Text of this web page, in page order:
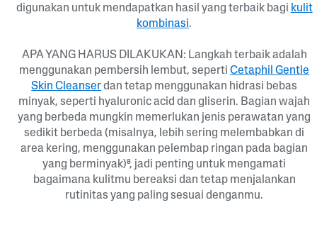
digunakan untuk mendapatkan hasil yang terbaik bagi kulit
kombinasi.
APA YANG HARUS DILAKUKAN: Langkah terbaik adalah
menggunakan pembersih lembut, sepertiCetaphil Gentle
Skin Cleanserdan tetap menggunakan hidrasi bebas
minyak, seperti hyaluronic acid dan gliserin. Bagian wajah
yang berbeda mungkin memerlukan jenis perawatan yang
sedikit berbeda (misalnya, lebih sering melembabkan di
area kering, menggunakan pelembap ringan pada bagian
yang berminyak)⁸, jadi penting untuk mengamati
bagaimana kulitmu bereaksi dan tetap menjalankan
rutinitas yang paling sesuai denganmu.